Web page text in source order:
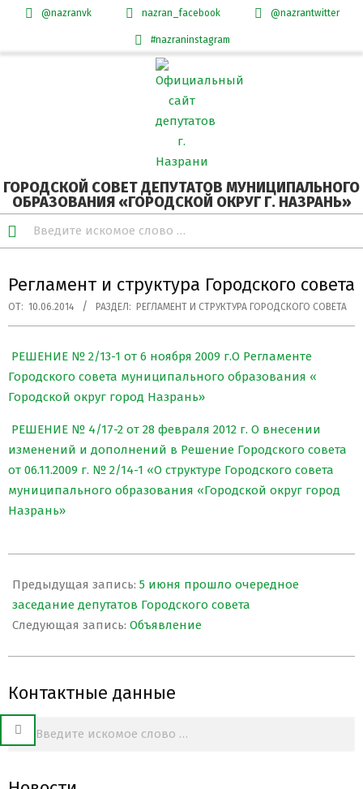
@nazranvk nazran_facebook @nazrantwitter
#nazraninstagram
ГОРОДСКОЙ СОВЕТ ДЕПУТАТОВ МУНИЦИПАЛЬНОГО
ОБРАЗОВАНИЯ «ГОРОДСКОЙ ОКРУГ Г. НАЗРАНЬ»
Регламент и структура Городского совета
ОТ: 10.06.2014 РАЗДЕЛ: РЕГЛАМЕНТ И СТРУКТУРА ГОРОДСКОГО СОВЕТА
РЕШЕНИЕ № 2/13-1 от 6 ноября 2009 г.О Регламенте
Городского совета муниципального образования «
Городской округ город Назрань»
РЕШЕНИЕ № 4/17-2 от 28 февраля 2012 г. О внесении
изменений и дополнений в Решение Городского совета
от 06.11.2009 г. № 2/14-1 «О структуре Городского совета
муниципального образования «Городской округ город
Назрань»
06-
10
Предыдущая запись: 5 июня прошло очередное
заседание депутатов Городского совета
Следующая запись: Объявление
Контактные данные
Search